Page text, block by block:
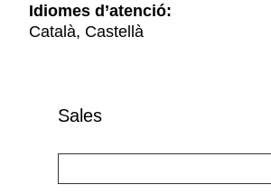
Idiomes d’atenció:
Català, Castellà
Sales